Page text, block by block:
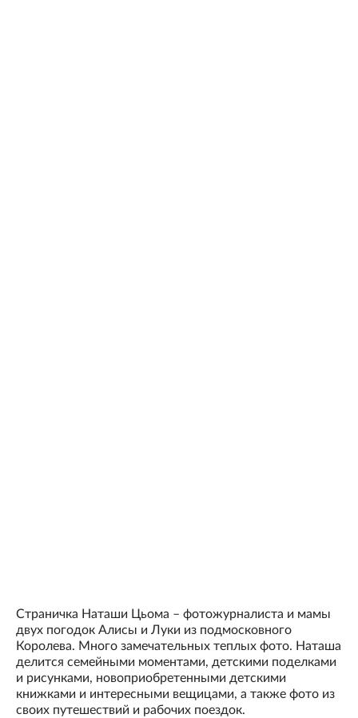
Страничка Наташи Цьома – фотожурналиста и мамы
двух погодок Алисы и Луки из подмосковного
Королева. Много замечательных теплых фото. Наташа
делится семейными моментами, детскими поделками
и рисунками, новоприобретенными детскими
книжками и интересными вещицами, а также фото из
своих путешествий и рабочих поездок.